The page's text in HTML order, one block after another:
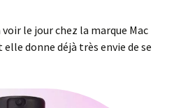
le jour chez la marque Mac
donne déjà très envie de se